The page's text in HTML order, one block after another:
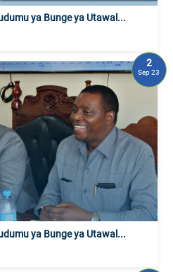
ya Bunge ya Utawal...
ya Bunge ya Utawal...
2
Sep 23